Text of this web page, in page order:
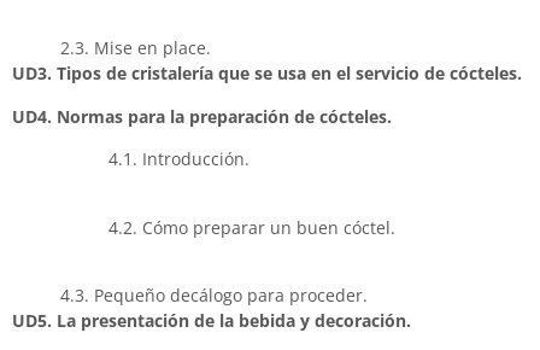
2.3. Mise en place.
UD3. Tipos de cristalería que se usa en el servicio de cócteles.
UD4. Normas para la preparación de cócteles.
4.1. Introducción.
4.2. Cómo preparar un buen cóctel.
4.3. Pequeño decálogo para proceder.
UD5. La presentación de la bebida y decoración.